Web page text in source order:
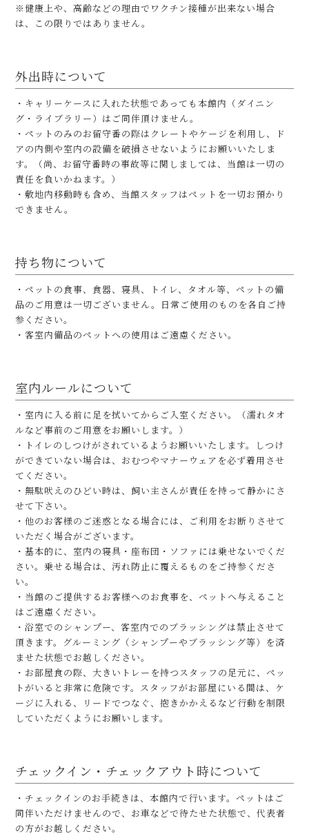
※健康上や、高齢などの理由でワクチン接種が出来ない場合
は、この限りではありません。
外出時について
・キャリーケースに⼊れた状態であっても本館内（ダイニン
グ・ライブラリー）はご同伴頂けません。
・ペットのみのお留守番の際はクレートやケージを利用し、ド
アの内側や室内の設備を破損させないようにお願いいたしま
す。（尚、お留守番時の事故等に関しましては、当館は一切の
責任を負いかねます。）
・敷地内移動時も含め、当館スタッフはペットを一切お預かり
できません。
持ち物について
・ペットの食事、食器、寝具、トイレ、タオル等、ペットの備
品のご用意は一切ございません。日常ご使用のものを各自ご持
参ください。
・客室内備品のペットへの使用はご遠慮ください。
室内ルールについて
・室内に入る前に足を拭いてからご入室ください。（濡れタオ
ルなど事前のご用意をお願いします。）
・トイレのしつけがされているようお願いいたします。しつけ
ができていない場合は、おむつやマナーウェアを必ず着⽤させ
てください。
・無駄吠えのひどい時は、飼い主さんが責任を持って静かにさ
せて下さい。
・他のお客様のご迷惑となる場合には、ご利用をお断りさせて
いただく場合がございます。
・基本的に、室内の寝具・座布団・ソファには乗せないでくだ
さい。乗せる場合は、汚れ防止に覆えるものをご持参くださ
い。
・当館のご提供するお客様へのお食事を、ペットへ与えること
はご遠慮ください。
・浴室でのシャンプー、客室内でのブラッシングは禁止させて
頂きます。グルーミング（シャンプーやブラッシング等）を済
ませた状態でお越しください。
・お部屋食の際、大きいトレーを持つスタッフの足元に、ペッ
トがいると非常に危険です。スタッフがお部屋にいる間は、ケ
ージに入れる、リードでつなぐ、抱きかかえるなど行動を制限
していただくようにお願いします。
チェックイン・チェックアウト時について
・チェックインのお手続きは、本館内で行います。ペットはご
同伴いただけませんので、お車などで待たせた状態で、代表者
の方がお越しください。